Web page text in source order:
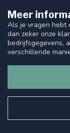
Meer
Als je vragen hebt
dan zeker onze
bedrijfsgegevens,
verschillende